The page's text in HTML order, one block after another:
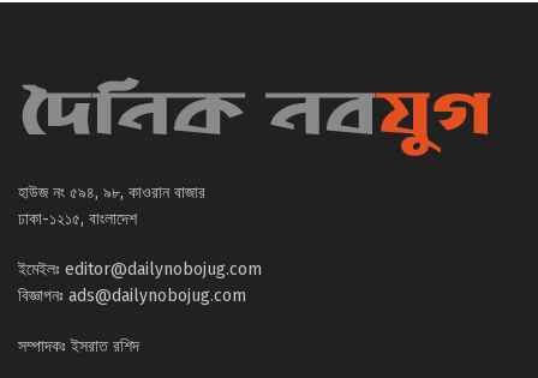
হাউজ নং ৫৯৪, ৯৮, কাওরান বাজার
ঢাকা-১২১৫, বাংলাদেশ
ইমেইলঃ editor@dailynobojug.com
বিজ্ঞাপনঃ ads@dailynobojug.com
সম্পাদকঃ ইসরাত রশিদ